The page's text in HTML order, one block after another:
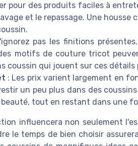
pour des produits faciles à
et le repassage. Une
pas les finitions
motifs de couture tricot
coussin qui jouent sur ces
: Les prix varient largement en
un peu plus dans des
tout en restant dans une
influencera non seulement
le temps de bien choisir